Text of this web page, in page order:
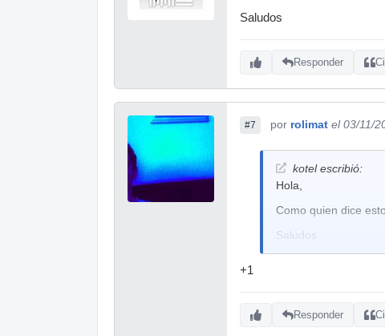
Saludos
Responder
#7 por rolimat el 03/11/
kotel escribió:
Hola,
Como quien dice
Saludos
+1
Responder